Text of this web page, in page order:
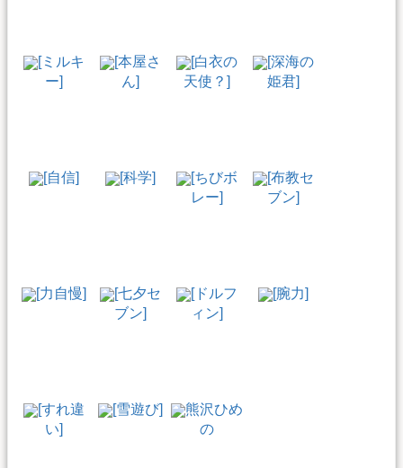
[ミルキ
ー]
[本屋さ
ん]
[白衣の
天使？]
[深海の
姫君]
[自信] [科学]
[ちびボ
レー]
[布教セ
ブン]
[力自慢]
[七夕セ
ブン]
[ドルフ
ィン]
[腕力]
[すれ違
い]
[雪遊び]
熊沢ひめ
の